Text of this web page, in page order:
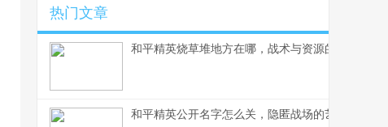
热门文章
和平精英烧草堆地方在哪，战术与资源的深度解析
和平精英公开名字怎么关，隐匿战场的艺术与策略